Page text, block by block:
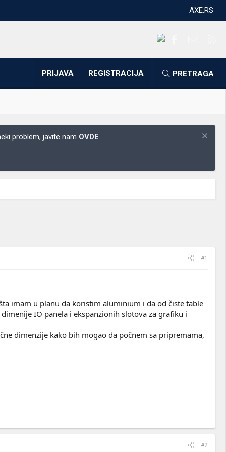
AXE.RS
PRIJAVA REGISTRACIJA PRETRAGA
problem, javite nam OVDE
#1
imam u planu da koristim aluminium i da od čiste table
IO panela i ekspanzionih slotova za grafiku i
dimenzije kako bih mogao da počnem sa pripremama,
#2